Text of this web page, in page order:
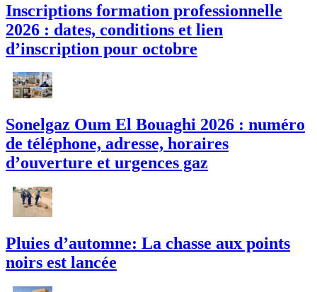
Inscriptions formation professionnelle
2026 : dates, conditions et lien
d’inscription pour octobre
Sonelgaz Oum El Bouaghi 2026 : numéro
de téléphone, adresse, horaires
d’ouverture et urgences gaz
Pluies d’automne: La chasse aux points
noirs est lancée